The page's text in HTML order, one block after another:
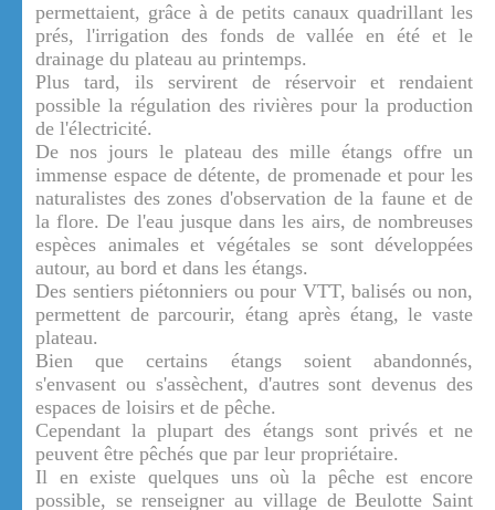
permettaient, grâce à de petits canaux quadrillant les
prés, l'irrigation des fonds de vallée en été et le
drainage du plateau au printemps.
Plus tard, ils servirent de réservoir et rendaient
possible la régulation des rivières pour la production
de l'électricité.
De nos jours le plateau des mille étangs offre un
immense espace de détente, de promenade et pour les
naturalistes des zones d'observation de la faune et de
la flore. De l'eau jusque dans les airs, de nombreuses
espèces animales et végétales se sont développées
autour, au bord et dans les étangs.
Des sentiers piétonniers ou pour VTT, balisés ou non,
permettent de parcourir, étang après étang, le vaste
plateau.
Bien que certains étangs soient abandonnés,
s'envasent ou s'assèchent, d'autres sont devenus des
espaces de loisirs et de pêche.
Cependant la plupart des étangs sont privés et ne
peuvent être pêchés que par leur propriétaire.
Il en existe quelques uns où la pêche est encore
possible, se renseigner au village de Beulotte Saint